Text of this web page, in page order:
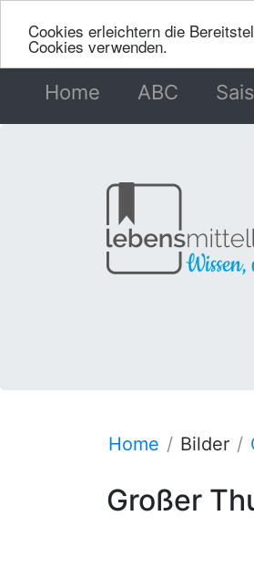
Cookies erleichtern die
Cookies verwenden.
Home (current)
ABC
Home Bilder
Großer